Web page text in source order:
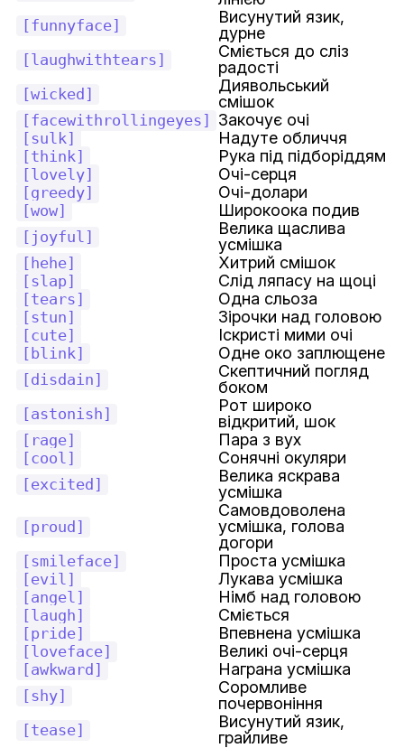
[funnyface]
Висунутий язик,
дурне
[laughwithtears]
Сміється до сліз
радості
[wicked]
Диявольський
смішок
[facewithrollingeyes] Закочує очі
[sulk] Надуте обличчя
[think] Рука під підборіддям
[lovely] Очі-серця
[greedy] Очі-долари
[wow] Широкоока подив
[joyful]
Велика щаслива
усмішка
[hehe] Хитрий смішок
[slap] Слід ляпасу на щоці
[tears] Одна сльоза
[stun] Зірочки над головою
[cute] Іскристі мими очі
[blink] Одне око заплющене
[disdain]
Скептичний погляд
боком
[astonish]
Рот широко
відкритий, шок
[rage] Пара з вух
[cool] Сонячні окуляри
[excited]
Велика яскрава
усмішка
[proud]
Самовдоволена
усмішка, голова
догори
[smileface] Проста усмішка
[evil] Лукава усмішка
[angel] Німб над головою
[laugh] Сміється
[pride] Впевнена усмішка
[loveface] Великі очі-серця
[awkward] Награна усмішка
[shy]
Соромливе
почервоніння
[tease]
Висунутий язик,
грайливе